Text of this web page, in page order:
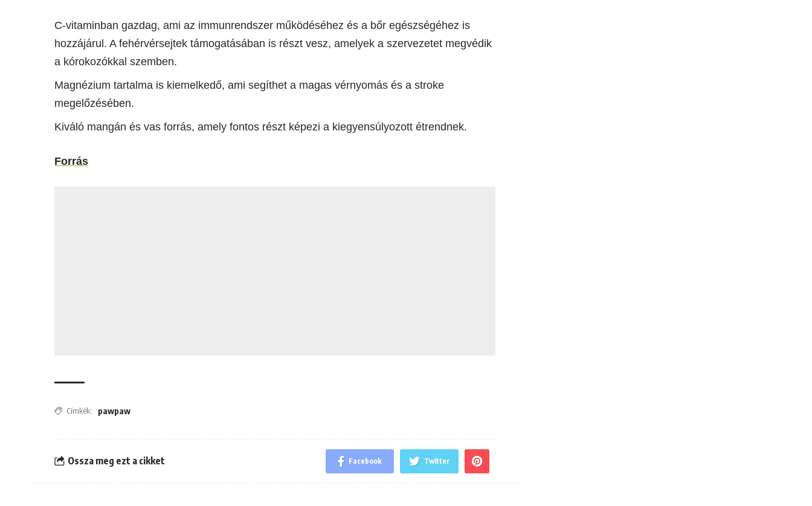
C-vitaminban gazdag, ami az immunrendszer működéséhez és a bőr egészségéhez is
hozzájárul. A fehérvérsejtek támogatásában is részt vesz, amelyek a szervezetet megvédik
a kórokozókkal szemben.
Magnézium tartalma is kiemelkedő, ami segíthet a magas vérnyomás és a stroke
megelőzésében.
Kiváló mangán és vas forrás, amely fontos részt képezi a kiegyensúlyozott étrendnek.
Forrás
Címkék: pawpaw
Ossza meg ezt a cikket Facebook Twitter